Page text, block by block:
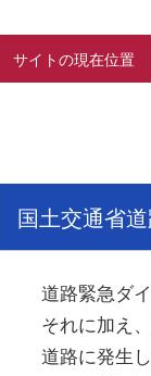
サイトの現在位置
国土交通省
道路緊急ダ
それに加え、
道路に発生